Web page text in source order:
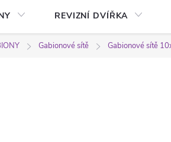
REVIZNÍ DVÍŘKA
Gabionové sítě Gabionové sítě